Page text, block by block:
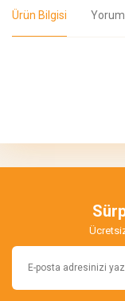
Ürün Bilgisi
Ürün bilgilerinde
Ürün fiyatı diğer
Bu ürüne benzer